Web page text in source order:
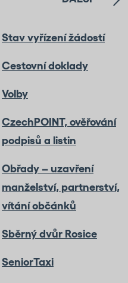
Stav vyřízení žádostí
Cestovní doklady
Volby
CzechPOINT, ověřování
podpisů a listin
Obřady – uzavření
manželství, partnerství,
vítání občánků
Sběrný dvůr Rosice
SeniorTaxi